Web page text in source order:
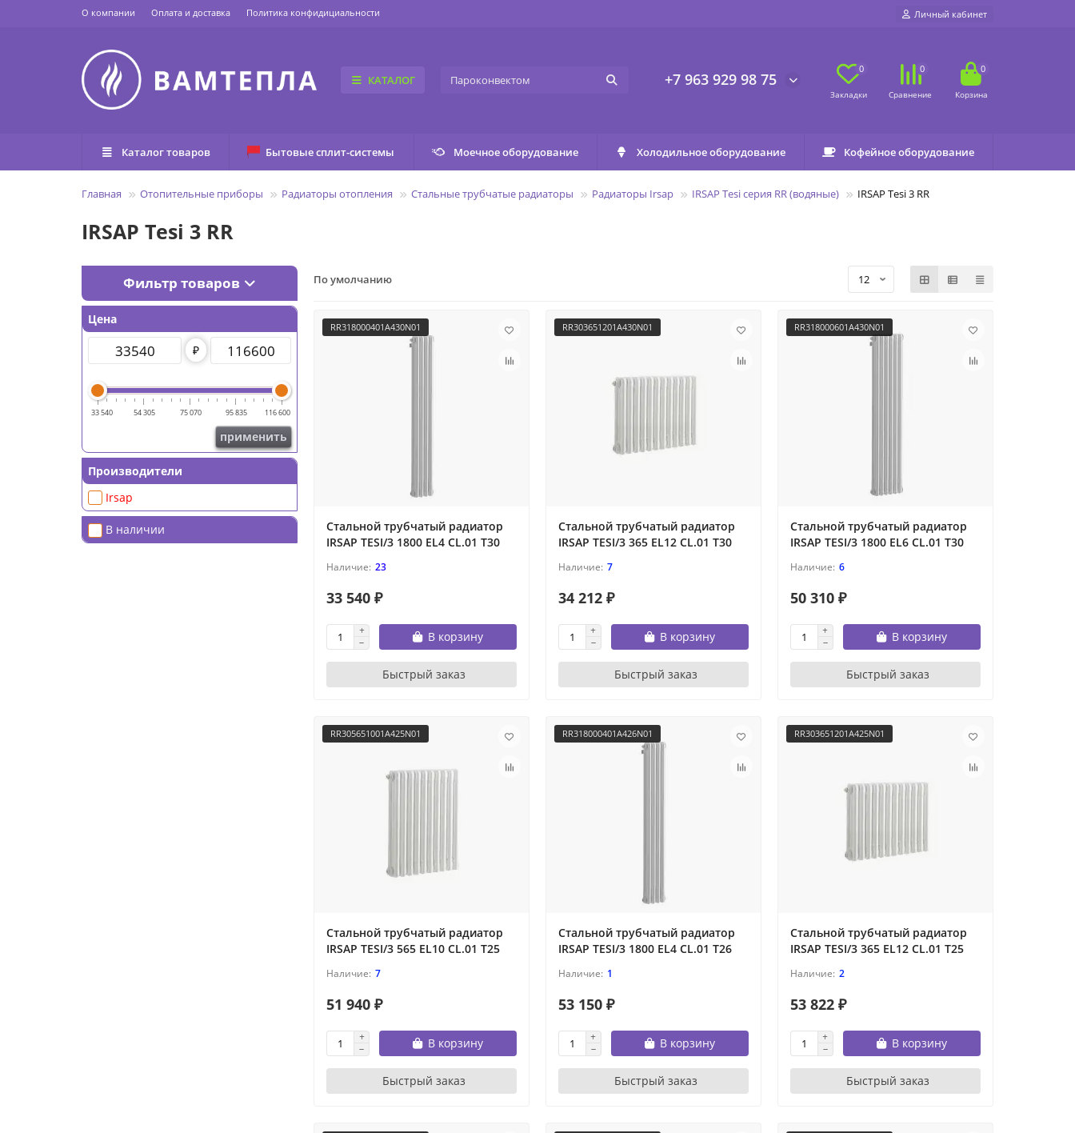
О компании Оплата и доставка Политика конфидициальности Личный кабинет
КАТАЛОГ +7 963 929 98 75
0 0 0
Каталог товаров Бытовые сплит-системы Моечное оборудование Холодильное оборудование Кофейное оборудование
Главная Отопительные приборы Радиаторы отопления Стальные трубчатые радиаторы Радиаторы Irsap IRSAP Tesi серия RR (водяные) IRSAP Tesi 3 RR
IRSAP Tesi 3 RR
Фильтр товаров
Цена
₽
33 540 54 305 75 070 95 835 116 600
применить
Производители
Irsap
В наличии
По умолчанию
RR318000401A430N01
Стальной трубчатый радиатор
IRSAP TESI/3 1800 EL4 CL.01 T30
23
33 540 ₽
В корзину
Быстрый заказ
RR303651201A430N01
Стальной трубчатый радиатор
IRSAP TESI/3 365 EL12 CL.01 T30
7
34 212 ₽
В корзину
Быстрый заказ
RR318000601A430N01
Стальной трубчатый радиатор
IRSAP TESI/3 1800 EL6 CL.01 T30
6
50 310 ₽
В корзину
Быстрый заказ
RR305651001A425N01
Стальной трубчатый радиатор
IRSAP TESI/3 565 EL10 CL.01 T25
7
51 940 ₽
В корзину
Быстрый заказ
RR318000401A426N01
Стальной трубчатый радиатор
IRSAP TESI/3 1800 EL4 CL.01 T26
1
53 150 ₽
В корзину
Быстрый заказ
RR303651201A425N01
Стальной трубчатый радиатор
IRSAP TESI/3 365 EL12 CL.01 T25
2
53 822 ₽
В корзину
Быстрый заказ